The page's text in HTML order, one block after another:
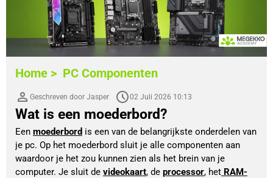
Home > PC Componenten
Geschreven door Jasper 02 Juli 2026 10:13
Wat is een moederbord?
Een moederbord is een van de belangrijkste onderdelen van
je pc. Op het moederbord sluit je alle componenten aan
waardoor je het zou kunnen zien als het brein van je
computer. Je sluit de videokaart, de processor, het RAM-